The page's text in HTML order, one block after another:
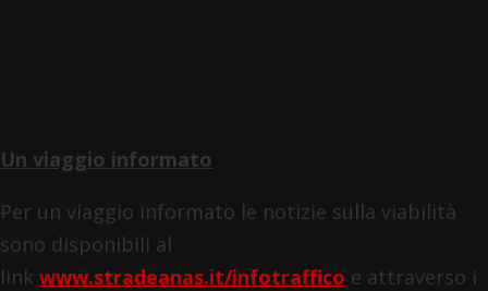
Un viaggio informato
Per un viaggio informato le notizie sulla viabilità
sono disponibili al
link www.stradeanas.it/infotraffico e attraverso i